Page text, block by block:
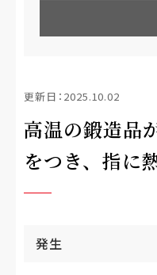
更新日：2025.10.02
高温の鍛造品
をつき、指に
発生